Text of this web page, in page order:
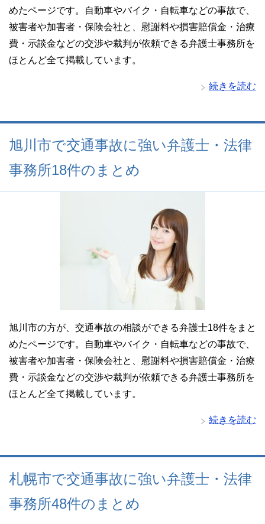
めたページです。自動車やバイク・自転車などの事故で、
被害者や加害者・保険会社と、慰謝料や損害賠償金・治療
費・示談金などの交渉や裁判が依頼できる弁護士事務所を
ほとんど全て掲載しています。
続きを読む
旭川市で交通事故に強い弁護士・法律
事務所18件のまとめ
旭川市の方が、交通事故の相談ができる弁護士18件をまと
めたページです。自動車やバイク・自転車などの事故で、
被害者や加害者・保険会社と、慰謝料や損害賠償金・治療
費・示談金などの交渉や裁判が依頼できる弁護士事務所を
ほとんど全て掲載しています。
続きを読む
札幌市で交通事故に強い弁護士・法律
事務所48件のまとめ